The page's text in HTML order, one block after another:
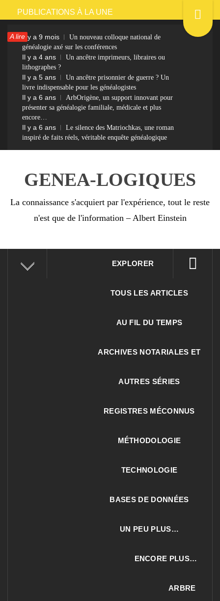
Passer
contenu
PUBLICATIONS À LA UNE
A lireIl y a 9 mois
Un nouveau colloque national de
généalogie axé sur les conférences
Il y a 4 ans
Un ancêtre imprimeurs, libraires ou
lithographes ?
Il y a 5 ans
Un ancêtre prisonnier de guerre ? Un
livre indispensable pour les généalogistes
Il y a 6 ans
ArbOrigène, un support innovant pour
présenter sa généalogie familiale, médicale et plus
encore…
Il y a 6 ans
Le silence des Matriochkas, une roman
inspiré de faits réels, véritable enquête généalogique
GENEA-LOGIQUES
La connaissance s'acquiert par l'expérience, tout le reste
n'est que de l'information – Albert Einstein
EXPLORER
TOUS LES ARTICLES
AU FIL DU TEMPS
ARCHIVES NOTARIALES ET
AUTRES SÉRIES
REGISTRES MÉCONNUS
MÉTHODOLOGIE
TECHNOLOGIE
BASES DE DONNÉES
UN PEU PLUS…
ENCORE PLUS…
ARBRE